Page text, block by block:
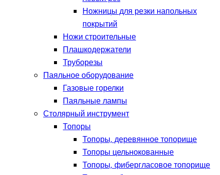
Ножницы для резки напольных
покрытий
Ножи строительные
Плашкодержатели
Труборезы
Паяльное оборудование
Газовые горелки
Паяльные лампы
Столярный инструмент
Топоры
Топоры, деревянное топорище
Топоры цельнокованные
Топоры, фибергласовое топорище